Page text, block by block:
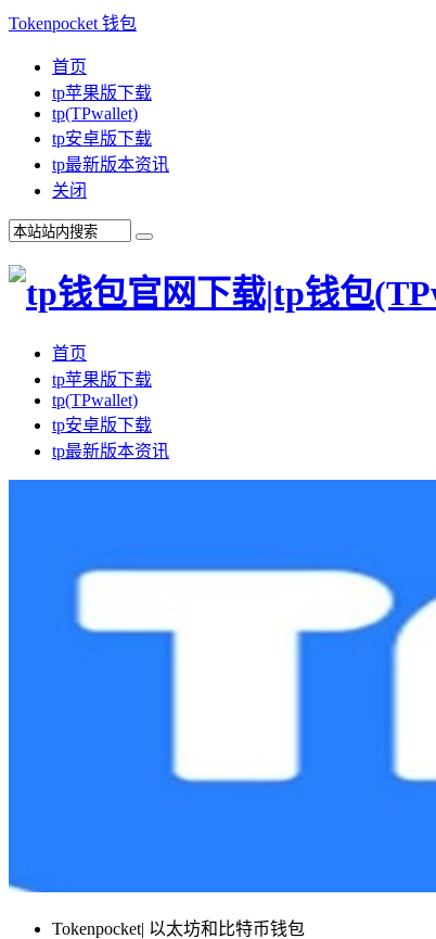
Tokenpocket 钱包
首页
tp苹果版下载
tp(TPwallet)
tp安卓版下载
tp最新版本资讯
关闭
首页
tp苹果版下载
tp(TPwallet)
tp安卓版下载
tp最新版本资讯
Tokenpocket| 以太坊和比特币钱包